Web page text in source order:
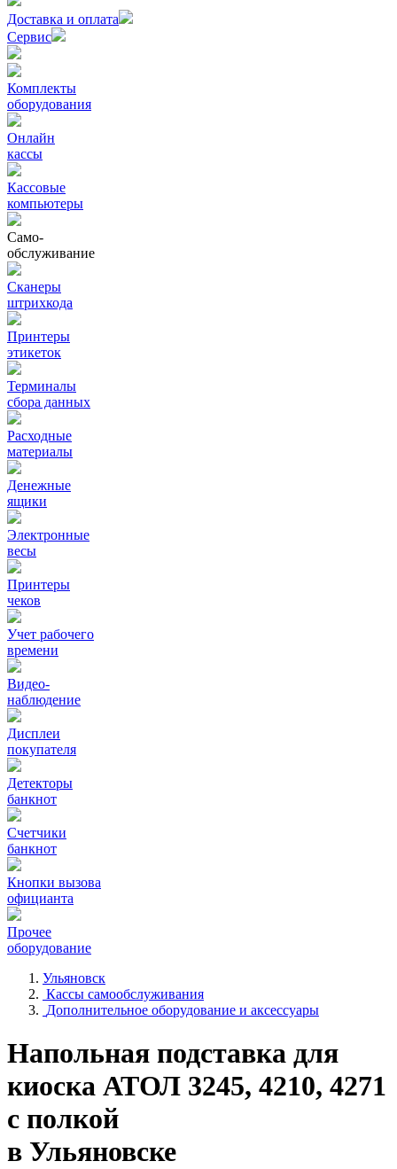
Доставка и оплата
Сервис
Комплекты
оборудования
Онлайн
кассы
Кассовые
компьютеры
Само-
обслуживание
Сканеры
штрихкода
Принтеры
этикеток
Терминалы
сбора данных
Расходные
материалы
Денежные
ящики
Электронные
весы
Принтеры
чеков
Учет рабочего
времени
Видео‑
наблюдение
Дисплеи
покупателя
Детекторы
банкнот
Счетчики
банкнот
Кнопки вызова
официанта
Прочее
оборудование
Ульяновск
Кассы самообслуживания
Дополнительное оборудование и аксессуары
Напольная подставка для
киоска АТОЛ 3245, 4210, 4271
с полкой
в Ульяновске